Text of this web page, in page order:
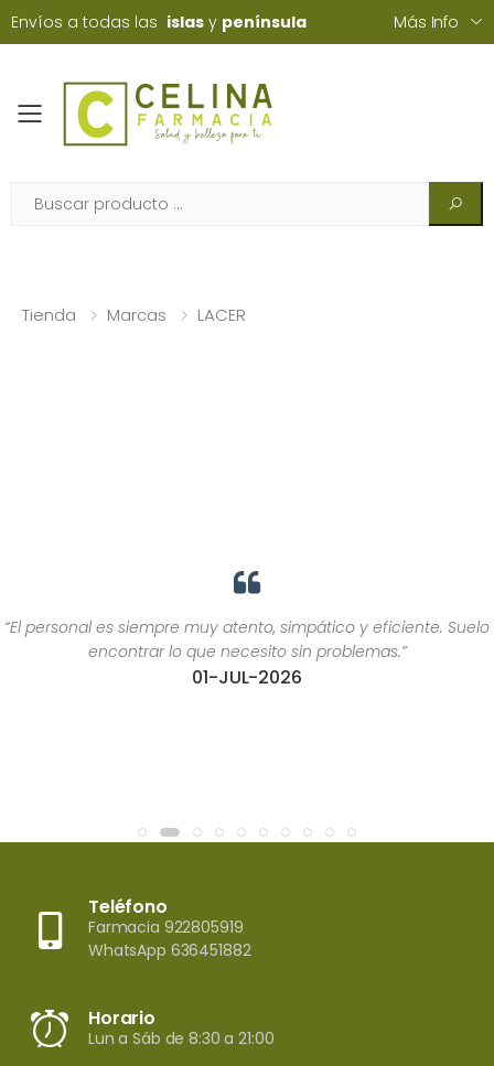
Envíos a todas las islas y península Más Info
Toggle mobile menu
Tienda Marcas LACER
“El personal es siempre muy atento, simpático y eficiente. Suelo
encontrar lo que necesito sin problemas.”
01-JUL-2026
Teléfono
Farmacia 922805919
WhatsApp 636451882
Horario
Lun a Sáb de 8:30 a 21:00